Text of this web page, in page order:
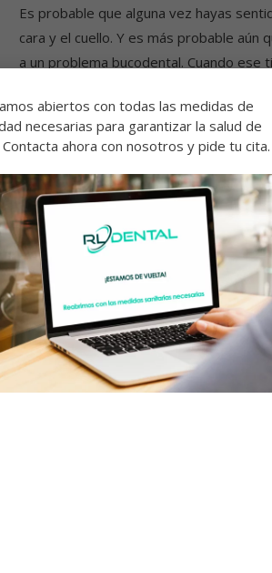
Es probable que alguna vez hayas
cara y el cuello. Y es más probable aún
a un problema bucodental. Cuando
Este tipo de dolor suele ser confundido
síntomas que se presentan es el dolor
sensitivos. Otros síntomas comunes al
Dolor de dientes y
se debe?
Síndrome de boca ardiente.
Trastornos músculo-masticatorios.
Trastornos de la articulación
Dolores de cabeza ymigrañas
Además, existen tres tipos de dolor
fármacos o por prótesis. En este
abiertos con todas las medidas de
necesarias para garantizar la salud de
ahora con nosotros y pide tu cita.